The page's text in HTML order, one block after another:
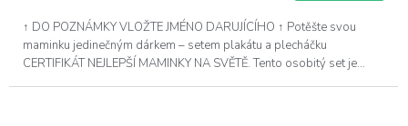
↑ DO POZNÁMKY VLOŽTE JMÉNO DARUJÍCÍHO ↑ Potěšte svou
maminku jedinečným dárkem – setem plakátu a plecháčku
CERTIFIKÁT NEJLEPŠÍ MAMINKY NA SVĚTĚ. Tento osobitý set je...